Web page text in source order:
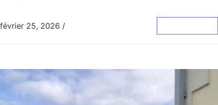
février 25, 2026 /